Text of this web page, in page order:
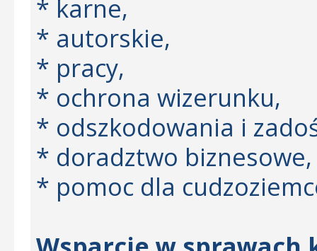
* karne,
* autorskie,
* pracy,
* ochrona wizerunku,
* odszkodowania i
* doradztwo biznesowe,
* pomoc dla